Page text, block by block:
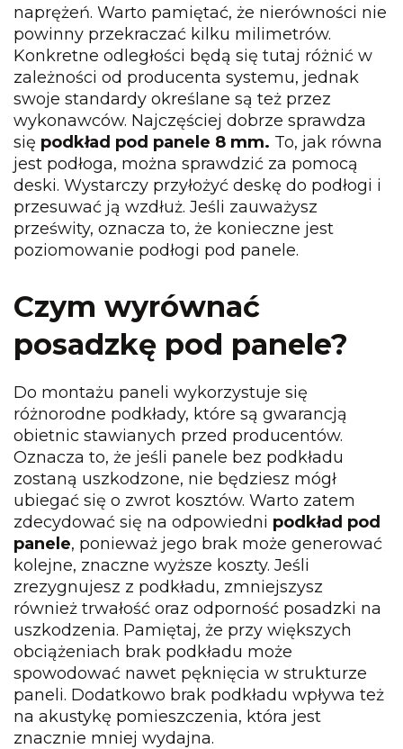
naprężeń. Warto pamiętać, że nierówności nie
powinny przekraczać kilku milimetrów.
Konkretne odległości będą się tutaj różnić w
zależności od producenta systemu, jednak
swoje standardy określane są też przez
wykonawców. Najczęściej dobrze sprawdza
się podkład pod panele 8 mm. To, jak równa
jest podłoga, można sprawdzić za pomocą
deski. Wystarczy przyłożyć deskę do podłogi i
przesuwać ją wzdłuż. Jeśli zauważysz
prześwity, oznacza to, że konieczne jest
poziomowanie podłogi pod panele.
Czym wyrównać
posadzkę pod panele?
Do montażu paneli wykorzystuje się
różnorodne podkłady, które są gwarancją
obietnic stawianych przed producentów.
Oznacza to, że jeśli panele bez podkładu
zostaną uszkodzone, nie będziesz mógł
ubiegać się o zwrot kosztów. Warto zatem
zdecydować się na odpowiedni podkład pod
panele, ponieważ jego brak może generować
kolejne, znaczne wyższe koszty. Jeśli
zrezygnujesz z podkładu, zmniejszysz
również trwałość oraz odporność posadzki na
uszkodzenia. Pamiętaj, że przy większych
obciążeniach brak podkładu może
spowodować nawet pęknięcia w strukturze
paneli. Dodatkowo brak podkładu wpływa też
na akustykę pomieszczenia, która jest
znacznie mniej wydajna.